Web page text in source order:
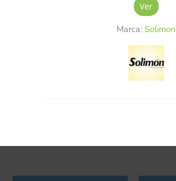
Ver
Marca:Solimon